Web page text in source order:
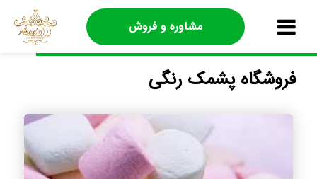
مشاوره و فروش
فروشگاه پشمک رنگی